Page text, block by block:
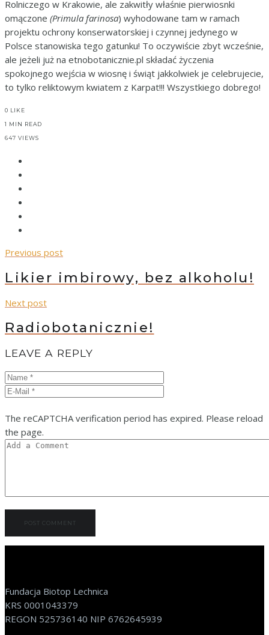
Rolniczego w Krakowie, ale zakwitły właśnie pierwiosnki
omączone (Primula farinosa) wyhodowane tam w ramach
projektu ochrony konserwatorskiej i czynnej jedynego w
Polsce stanowiska tego gatunku! To oczywiście zbyt wcześnie,
ale jeżeli już na etnobotanicznie.pl składać życzenia
spokojnego wejścia w wiosnę i świąt jakkolwiek je celebrujecie,
to tylko reliktowym kwiatem z Karpat!!! Wszystkiego dobrego!
0 LIKE
1 MIN READ
647 VIEWS
Previous post
Likier imbirowy, bez alkoholu!
Next post
Radiobotanicznie!
LEAVE A REPLY
The reCAPTCHA verification period has expired. Please reload
the page.
Fundacja Biotop Lechnica
KRS 0001043379
REGON 525736140 NIP 6762645939